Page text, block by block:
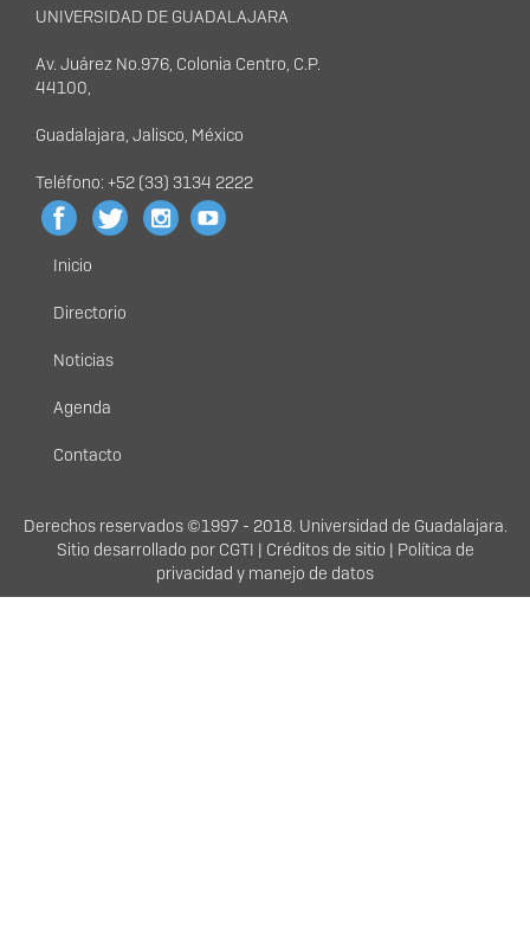
UNIVERSIDAD DE GUADALAJARA
Av. Juárez No.976, Colonia Centro, C.P.
44100,
Guadalajara, Jalisco, México
Teléfono: +52 (33) 3134 2222
Menú
principal
Inicio
Directorio
Noticias
Agenda
Contacto
Derechos
Derechos reservados ©1997 - 2018. Universidad de Guadalajara.
Sitio desarrollado por CGTI | Créditos de sitio | Política de
privacidad y manejo de datos